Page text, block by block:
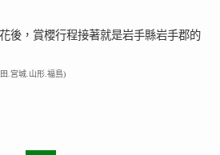
後，賞櫻行程接著就是岩手縣岩手郡的
.宮城.山形.福島)